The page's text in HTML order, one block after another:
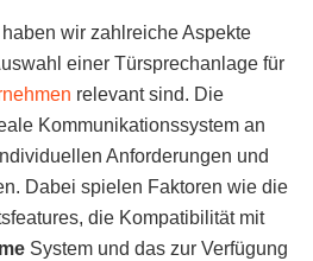
wir zahlreiche Aspekte
einer Türsprechanlage für
relevant sind. Die
Kommunikationssystem an
Anforderungen und
Dabei spielen Faktoren wie die
die Kompatibilität mit
System und das zur Verfügung